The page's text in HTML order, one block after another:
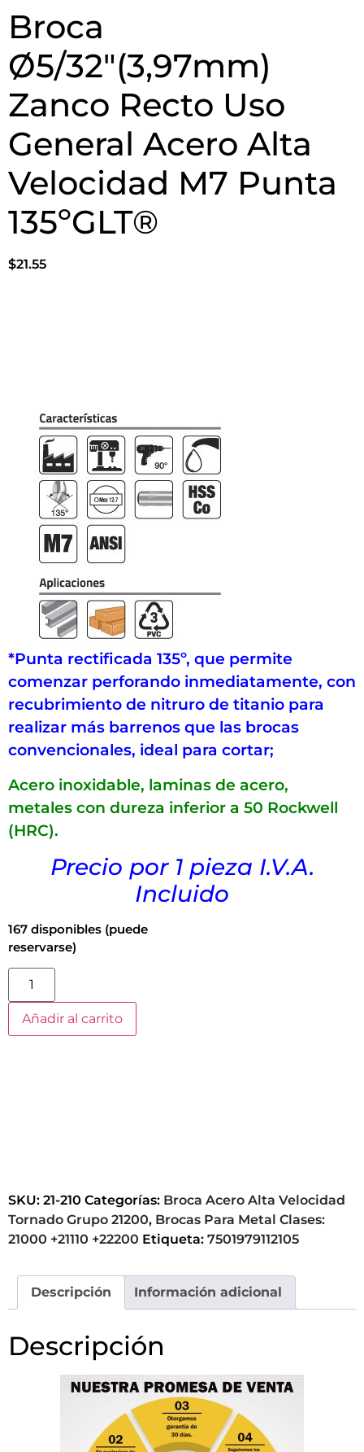
Broca
Ø5/32″(3,97mm)
Zanco Recto Uso
General Acero Alta
Velocidad M7 Punta
135ºGLT®
$21.55
*Punta rectificada 135º, que permite
comenzar perforando inmediatamente, con
recubrimiento de nitruro de titanio para
realizar más barrenos que las brocas
convencionales, ideal para cortar;
Acero inoxidable, laminas de acero,
metales con dureza inferior a 50 Rockwell
(HRC).
Precio por 1 pieza I.V.A.
Incluido
167 disponibles (puede
reservarse)
Añadir al carrito
SKU: 21-210 Categorías: Broca Acero Alta Velocidad
Tornado Grupo 21200, Brocas Para Metal Clases:
21000 +21110 +22200 Etiqueta: 7501979112105
Descripción Información adicional
Descripción